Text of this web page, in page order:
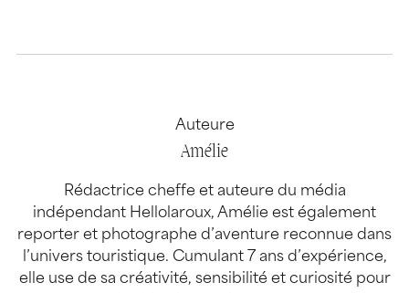
Auteure
Amélie
Rédactrice cheffe et auteure du média
indépendant Hellolaroux, Amélie est également
reporter et photographe d’aventure reconnue dans
l’univers touristique. Cumulant 7 ans d’expérience,
elle use de sa créativité, sensibilité et curiosité pour